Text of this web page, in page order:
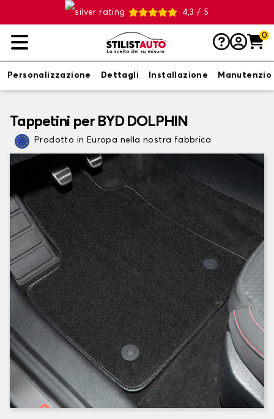
4,3 / 5
0
Personalizzazione Dettagli Installazione
Tappetini per BYD DOLPHIN
Prodotto in Europa nella nostra fabbrica